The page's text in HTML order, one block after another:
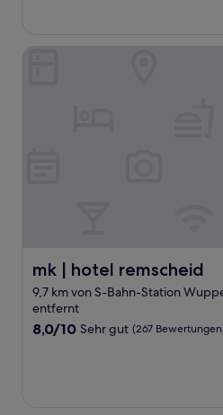
mk | hotel remscheid
mk | hotel remscheid
9,7 km von S-Bahn-Station
entfernt
8.0
8,0/10 Sehr gut (267